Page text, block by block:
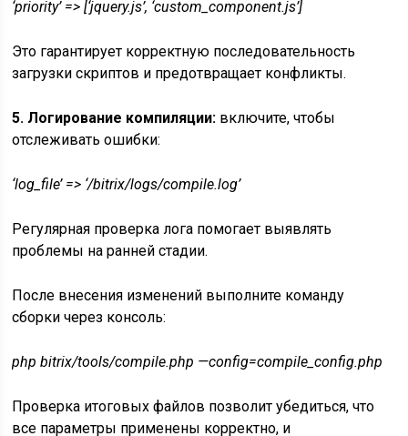
‘priority’ => [‘jquery.js’, ‘custom_component.js’]
Это гарантирует корректную последовательность
загрузки скриптов и предотвращает конфликты.
5. Логирование компиляции: включите, чтобы
отслеживать ошибки:
‘log_file’ => ‘/bitrix/logs/compile.log’
Регулярная проверка лога помогает выявлять
проблемы на ранней стадии.
После внесения изменений выполните команду
сборки через консоль:
php bitrix/tools/compile.php —config=compile_config.php
Проверка итоговых файлов позволит убедиться, что
все параметры применены корректно, и